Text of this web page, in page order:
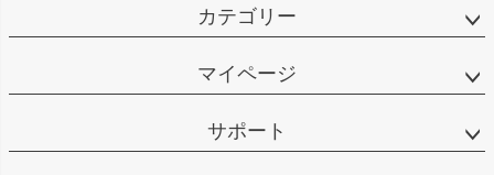
カテゴリー
マイページ
サポート